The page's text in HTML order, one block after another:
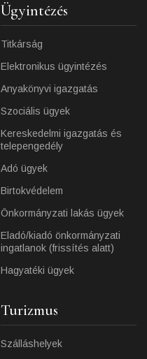
Ügyintézés
Titkárság
Elektronikus ügyintézés
Anyakönyvi igazgatás
Szociális ügyek
Kereskedelmi igazgatás és
telepengedély
Adó ügyek
Birtokvédelem
Önkormányzati lakás ügyek
Eladó/kiadó önkormányzati
ingatlanok (frissítés alatt)
Hagyatéki ügyek
Turizmus
Szálláshelyek